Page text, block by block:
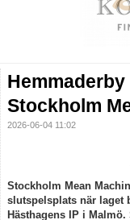
Stockholm
2026-06-04 11:02
Stockholm Mean
slutspelsplats när laget
Hästhagens IP i